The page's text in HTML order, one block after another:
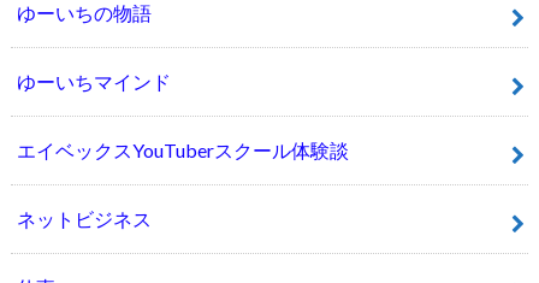
ゆーいちの物語
ゆーいちマインド
エイベックスYouTuberスクール体験談
ネットビジネス